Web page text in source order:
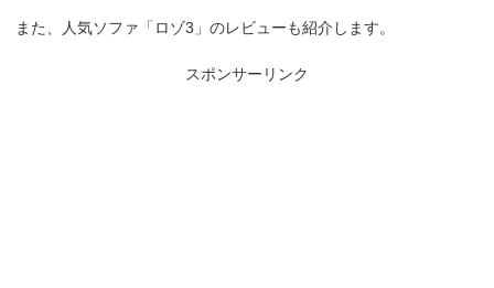
また、人気ソファ「ロゾ3」のレビューも紹介します。
スポンサーリンク